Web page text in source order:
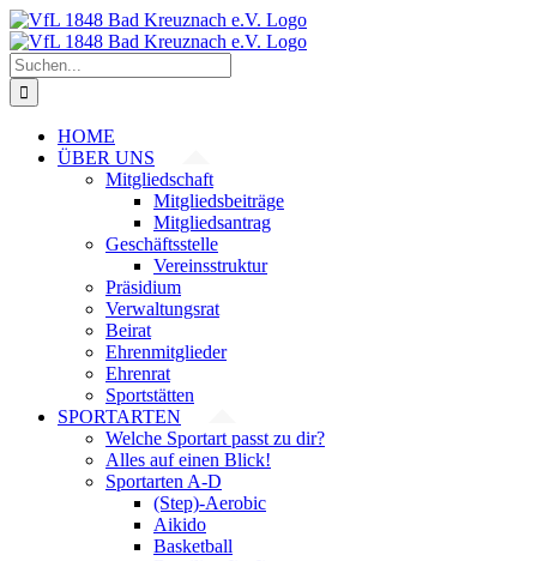
Zum
Inhalt
springen
Suche
nach:
HOME
ÜBER UNS
Mitgliedschaft
Mitgliedsbeiträge
Mitgliedsantrag
Geschäftsstelle
Vereinsstruktur
Präsidium
Verwaltungsrat
Beirat
Ehrenmitglieder
Ehrenrat
Sportstätten
SPORTARTEN
Welche Sportart passt zu dir?
Alles auf einen Blick!
Sportarten A-D
(Step)-Aerobic
Aikido
Basketball